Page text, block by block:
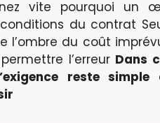
vite pourquoi un
du contrat
l’ombre du coût
l’erreur Dans
reste simple